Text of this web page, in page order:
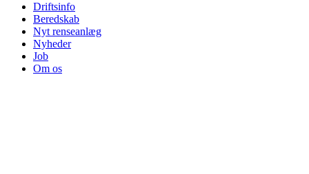
Driftsinfo
Beredskab
Nyt renseanlæg
Nyheder
Job
Om os